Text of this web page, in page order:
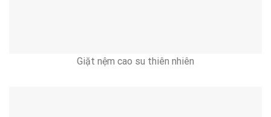
Giặt nệm cao su thiên nhiên